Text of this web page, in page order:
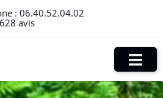
: 06.40.52.04.02
avis